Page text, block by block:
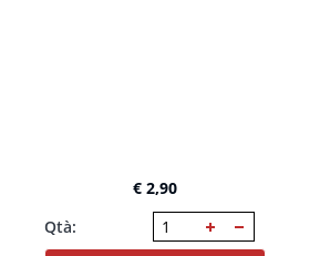
€ 2,90
Qtà: